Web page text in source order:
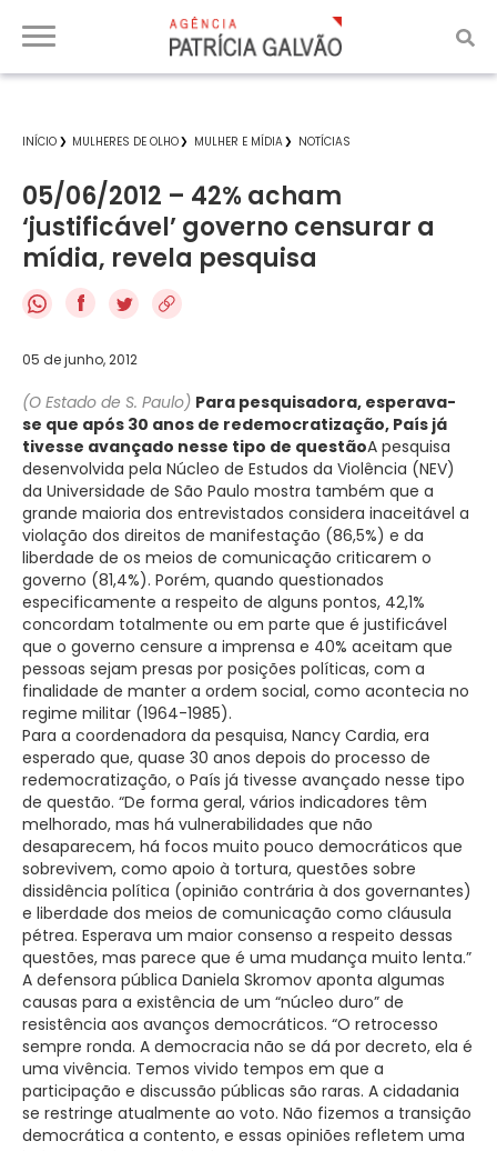
INÍCIO MULHERES DE OLHO MULHER E MÍDIA NOTÍCIAS
05/06/2012 – 42% acham
‘justificável’ governo censurar a
mídia, revela pesquisa
f
05 de junho, 2012
(O Estado de S. Paulo) Para pesquisadora, esperava-
se que após 30 anos de redemocratização, País já
tivesse avançado nesse tipo de questãoA pesquisa
desenvolvida pela Núcleo de Estudos da Violência (NEV)
da Universidade de São Paulo mostra também que a
grande maioria dos entrevistados considera inaceitável a
violação dos direitos de manifestação (86,5%) e da
liberdade de os meios de comunicação criticarem o
governo (81,4%). Porém, quando questionados
especificamente a respeito de alguns pontos, 42,1%
concordam totalmente ou em parte que é justificável
que o governo censure a imprensa e 40% aceitam que
pessoas sejam presas por posições políticas, com a
finalidade de manter a ordem social, como acontecia no
regime militar (1964-1985).
Para a coordenadora da pesquisa, Nancy Cardia, era
esperado que, quase 30 anos depois do processo de
redemocratização, o País já tivesse avançado nesse tipo
de questão. “De forma geral, vários indicadores têm
melhorado, mas há vulnerabilidades que não
desaparecem, há focos muito pouco democráticos que
sobrevivem, como apoio à tortura, questões sobre
dissidência política (opinião contrária à dos governantes)
e liberdade dos meios de comunicação como cláusula
pétrea. Esperava um maior consenso a respeito dessas
questões, mas parece que é uma mudança muito lenta.”
A defensora pública Daniela Skromov aponta algumas
causas para a existência de um “núcleo duro” de
resistência aos avanços democráticos. “O retrocesso
sempre ronda. A democracia não se dá por decreto, ela é
uma vivência. Temos vivido tempos em que a
participação e discussão públicas são raras. A cidadania
se restringe atualmente ao voto. Não fizemos a transição
democrática a contento, e essas opiniões refletem uma